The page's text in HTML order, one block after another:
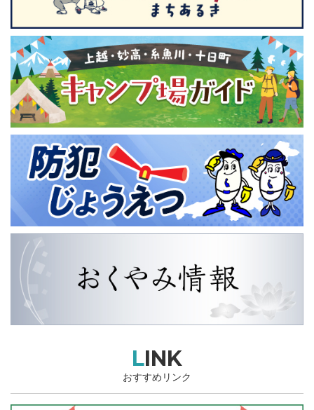
LINK
おすすめリンク